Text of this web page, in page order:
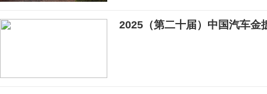
2025（第二十届）中国汽车金